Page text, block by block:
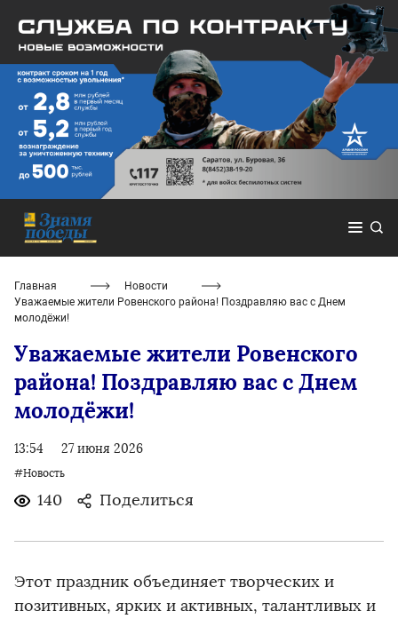
Главная
Новости
Уважаемые жители Ровенского района! Поздравляю вас с Днем
молодёжи!
Уважаемые жители Ровенского
района! Поздравляю вас с Днем
молодёжи!
13:54 27 июня 2026
#Новость
140 Поделиться
Этот праздник объединяет творческих и
позитивных, ярких и активных, талантливых и